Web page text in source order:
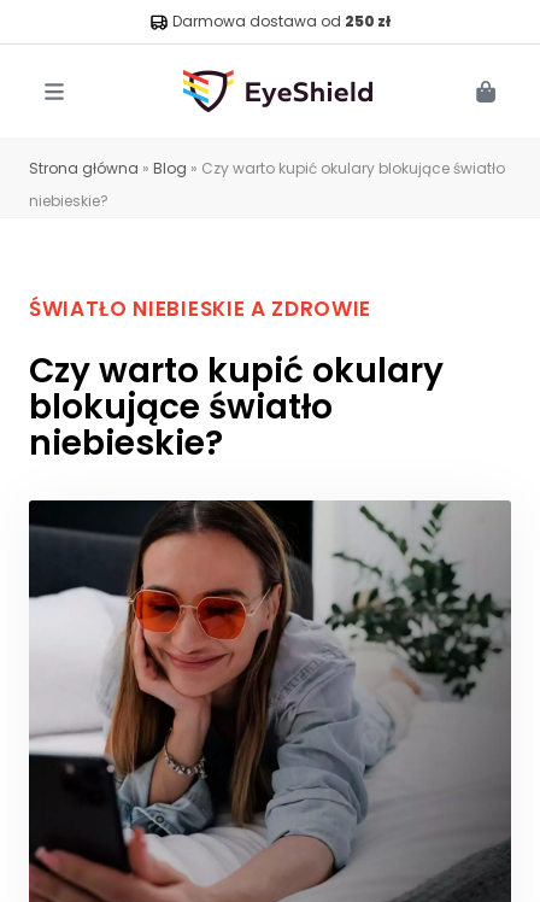
Darmowa dostawa od 250 zł
Strona główna » Blog » Czy warto kupić okulary blokujące światło
niebieskie?
ŚWIATŁO NIEBIESKIE A ZDROWIE
Czy warto kupić okulary
blokujące światło
niebieskie?